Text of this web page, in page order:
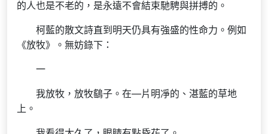
的人也是不老的，是永遠不會結束馳騁與拼搏的。
柯藍的散文詩直到明天仍具有強盛的性命力。例如
《放牧》。無妨錄下：
一
我放牧，放牧鷂子。在—片明凈的、湛藍的草地
上。